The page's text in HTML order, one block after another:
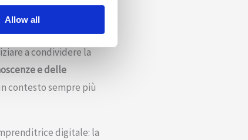
Allow all
a condividere la
e delle
contesto sempre più
digitale: la